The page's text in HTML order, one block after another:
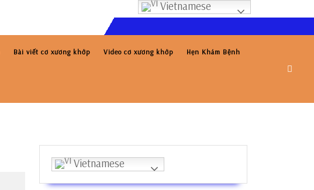
Bài viết cơ xương khớp Video cơ xương khớp Hẹn Khám Bệnh
Vietnamese
Vietnamese